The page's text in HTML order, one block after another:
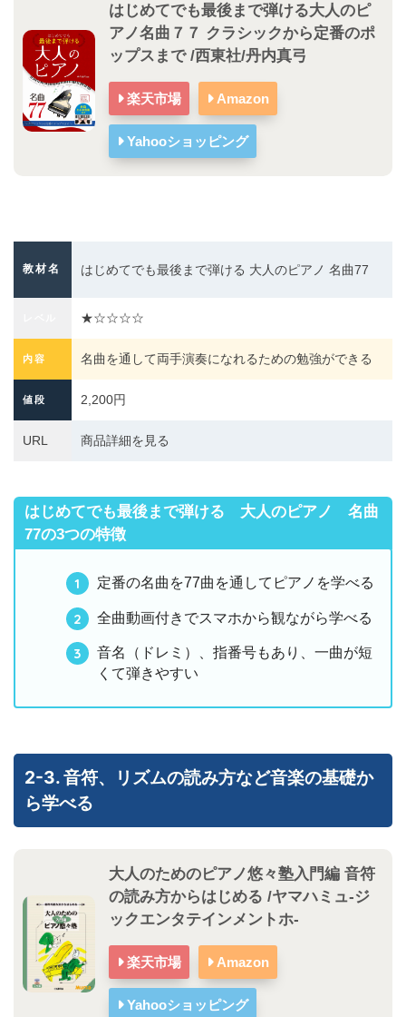
はじめてでも最後まで弾ける大人のピ
アノ名曲７７ クラシックから定番のポ
ップスまで /西東社/丹内真弓
楽天市場 Amazon
Yahooショッピング
教材名 はじめてでも最後まで弾ける 大人のピアノ 名曲77
★☆☆☆☆
内容 名曲を通して両手演奏になれるための勉強ができる
値段 2,200円
URL 商品詳細を見る
はじめてでも最後まで弾ける 大人のピアノ 名曲
77の3つの特徴
定番の名曲を77曲を通してピアノを学べる
全曲動画付きでスマホから観ながら学べる
音名（ドレミ）、指番号もあり、一曲が短
くて弾きやすい
2-3. 音符、リズムの読み方など音楽の基礎か
ら学べる
大人のためのピアノ悠々塾入門編 音符
の読み方からはじめる /ヤマハミュ-ジ
ックエンタテインメントホ-
楽天市場 Amazon
Yahooショッピング